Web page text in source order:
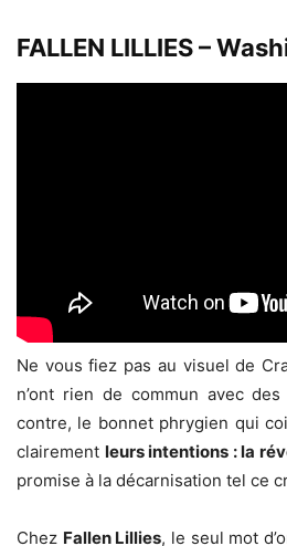
FALLEN LILLIES –
Ne vous fiez pas au visuel de
n’ont rien de commun avec
contre, le bonnet phrygien qui
clairement leurs intentions : la
promise à la décarnisation tel ce
Chez Fallen Lillies, le seul mot